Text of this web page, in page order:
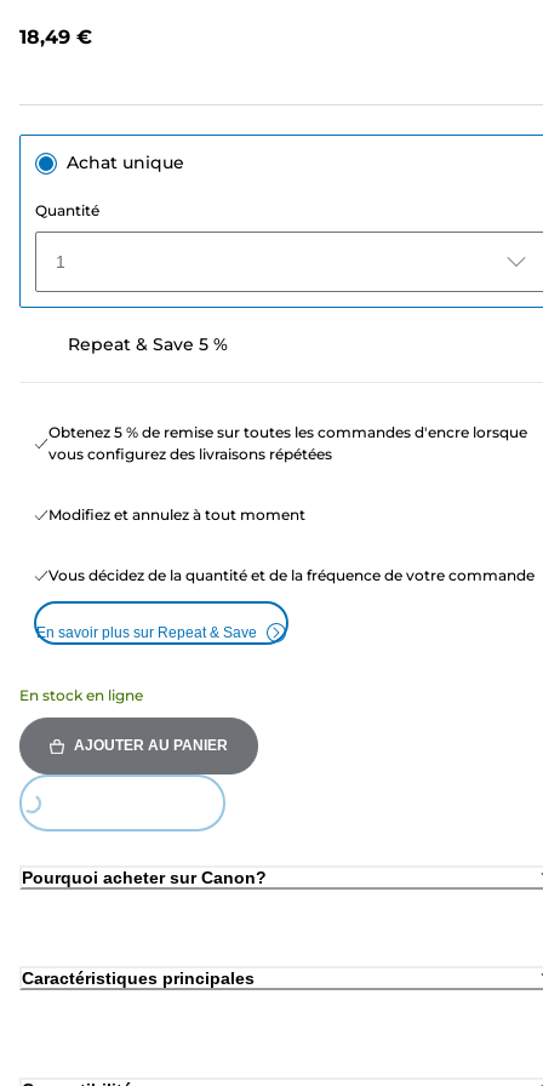
18,49 €
Achat unique
Quantité
1
Repeat & Save 5 %
Obtenez 5 % de remise sur toutes les commandes d'encre lorsque
vous configurez des livraisons répétées
Modifiez et annulez à tout moment
Vous décidez de la quantité et de la fréquence de votre commande
En savoir plus sur Repeat & Save
En stock en ligne
AJOUTER AU PANIER
Loading...
Pourquoi acheter sur Canon?
Caractéristiques principales